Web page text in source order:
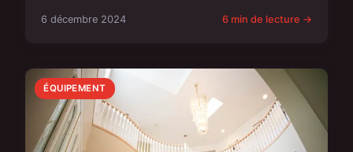
6 décembre 2024 6 min de lecture →
ÉQUIPEMENT